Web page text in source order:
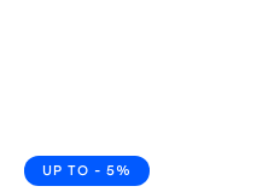
UP TO - 5%